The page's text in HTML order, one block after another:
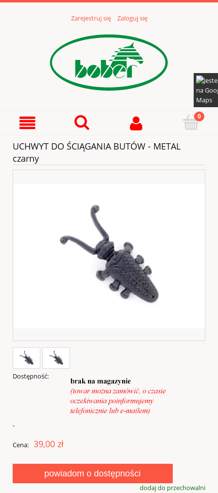
Zarejestruj się Zaloguj się
UCHWYT DO ŚCIĄGANIA BUTÓW - METAL
czarny
Dostępność:
-
Cena: 39,00 zł
powiadom o dostępności
dodaj do przechowalni